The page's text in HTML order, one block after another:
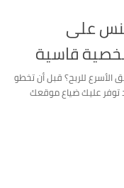
على
قاسية
للربح؟ قبل أن تخطو
توفر عليك ضياع موقعك